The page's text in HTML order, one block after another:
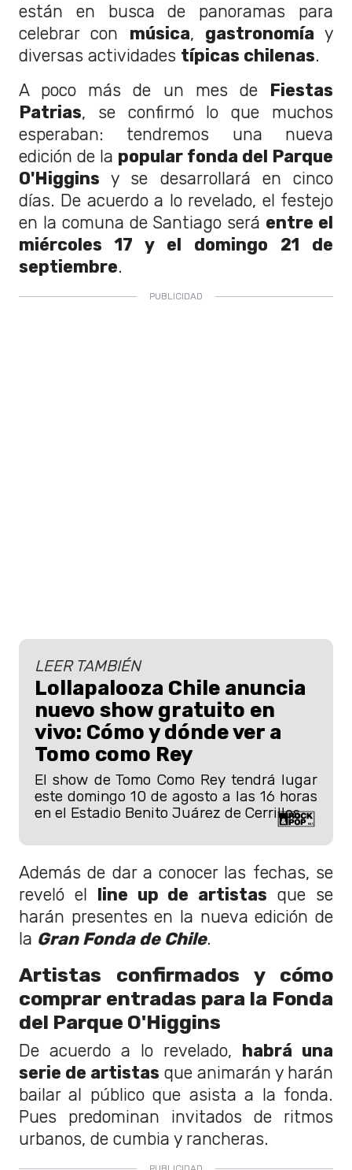
están en busca de panoramas para
celebrar con música, gastronomía y
diversas actividades típicas chilenas.
A poco más de un mes de Fiestas
Patrias, se confirmó lo que muchos
esperaban: tendremos una nueva
edición de la popular fonda del Parque
O'Higgins y se desarrollará en cinco
días. De acuerdo a lo revelado, el festejo
en la comuna de Santiago será entre el
miércoles 17 y el domingo 21 de
septiembre.
LEER TAMBIÉN
Lollapalooza Chile anuncia
nuevo show gratuito en
vivo: Cómo y dónde ver a
Tomo como Rey
El show de Tomo Como Rey tendrá lugar
este domingo 10 de agosto a las 16 horas
en el Estadio Benito Juárez de Cerrillos.
Además de dar a conocer las fechas, se
reveló el line up de artistas que se
harán presentes en la nueva edición de
la Gran Fonda de Chile.
Artistas confirmados y cómo
comprar entradas para la Fonda
del Parque O'Higgins
De acuerdo a lo revelado, habrá una
serie de artistas que animarán y harán
bailar al público que asista a la fonda.
Pues predominan invitados de ritmos
urbanos, de cumbia y rancheras.